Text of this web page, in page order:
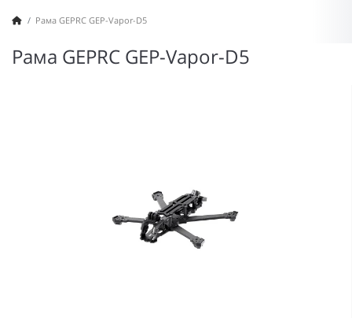
Рама GEPRC GEP-Vapor-D5
Рама GEPRC GEP-Vapor-D5